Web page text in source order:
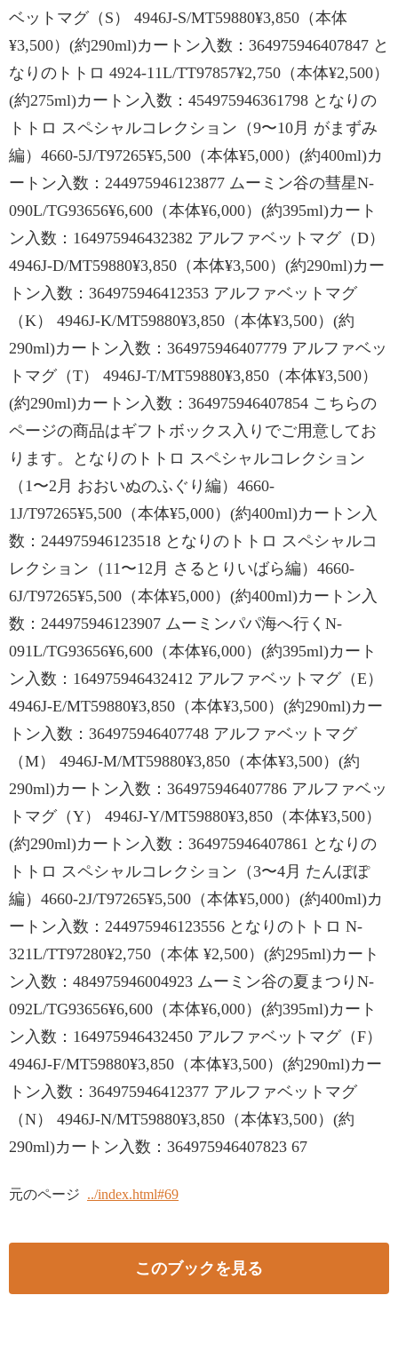
ベットマグ（S） 4946J-S/MT59880¥3,850（本体
¥3,500）(約290ml)カートン入数：364975946407847 と
なりのトトロ 4924-11L/TT97857¥2,750（本体¥2,500）
(約275ml)カートン入数：454975946361798 となりの
トトロ スペシャルコレクション（9〜10月 がまずみ
編）4660-5J/T97265¥5,500（本体¥5,000）(約400ml)カ
ートン入数：244975946123877 ムーミン谷の彗星N-
090L/TG93656¥6,600（本体¥6,000）(約395ml)カート
ン入数：164975946432382 アルファベットマグ（D）
4946J-D/MT59880¥3,850（本体¥3,500）(約290ml)カー
トン入数：364975946412353 アルファベットマグ
（K） 4946J-K/MT59880¥3,850（本体¥3,500）(約
290ml)カートン入数：364975946407779 アルファベッ
トマグ（T） 4946J-T/MT59880¥3,850（本体¥3,500）
(約290ml)カートン入数：364975946407854 こちらの
ページの商品はギフトボックス入りでご用意してお
ります。となりのトトロ スペシャルコレクション
（1〜2月 おおいぬのふぐり編）4660-
1J/T97265¥5,500（本体¥5,000）(約400ml)カートン入
数：244975946123518 となりのトトロ スペシャルコ
レクション（11〜12月 さるとりいばら編）4660-
6J/T97265¥5,500（本体¥5,000）(約400ml)カートン入
数：244975946123907 ムーミンパパ海へ行くN-
091L/TG93656¥6,600（本体¥6,000）(約395ml)カート
ン入数：164975946432412 アルファベットマグ（E）
4946J-E/MT59880¥3,850（本体¥3,500）(約290ml)カー
トン入数：364975946407748 アルファベットマグ
（M） 4946J-M/MT59880¥3,850（本体¥3,500）(約
290ml)カートン入数：364975946407786 アルファベッ
トマグ（Y） 4946J-Y/MT59880¥3,850（本体¥3,500）
(約290ml)カートン入数：364975946407861 となりの
トトロ スペシャルコレクション（3〜4月 たんぽぽ
編）4660-2J/T97265¥5,500（本体¥5,000）(約400ml)カ
ートン入数：244975946123556 となりのトトロ N-
321L/TT97280¥2,750（本体 ¥2,500）(約295ml)カート
ン入数：484975946004923 ムーミン谷の夏まつりN-
092L/TG93656¥6,600（本体¥6,000）(約395ml)カート
ン入数：164975946432450 アルファベットマグ（F）
4946J-F/MT59880¥3,850（本体¥3,500）(約290ml)カー
トン入数：364975946412377 アルファベットマグ
（N） 4946J-N/MT59880¥3,850（本体¥3,500）(約
290ml)カートン入数：364975946407823 67
元のページ ../index.html#69
このブックを見る